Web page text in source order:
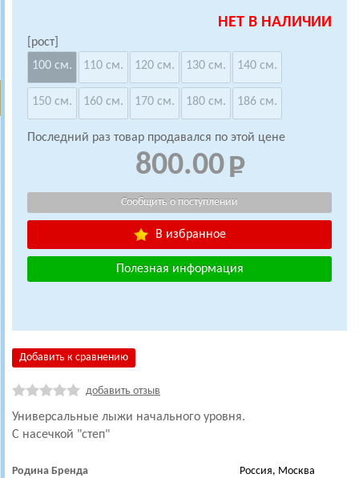
НЕТ В НАЛИЧИИ
[рост]
100 см.
110 см. 120 см. 130 см. 140 см.
150 см. 160 см. 170 см. 180 см. 186 см.
Последний раз товар продавался по этой цене
800.00
В избранное
Полезная информация
Добавить к сравнению
добавить отзыв
Универсальные лыжи начального уровня.
С насечкой "степ"
Родина Бренда Россия, Москва